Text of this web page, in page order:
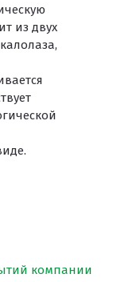
БЕГОВЫХ
№1134
из двух
компании